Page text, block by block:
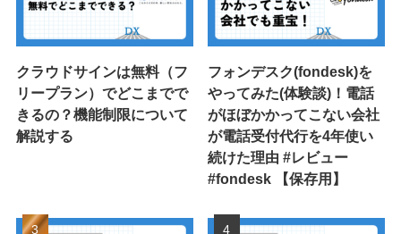
クラウドサインは無料（フ
リープラン）でどこまでで
きるの？機能制限について
解説する
フォンデスク(fondesk)を
やってみた(体験談)！電話
がほぼかかってこない会社
が電話受付代行を4年使い
続けた理由 #レビュー
#fondesk 【保存用】